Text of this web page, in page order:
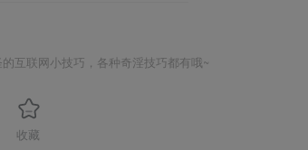
互联网小技巧，各种奇淫技巧都有哦~
收藏